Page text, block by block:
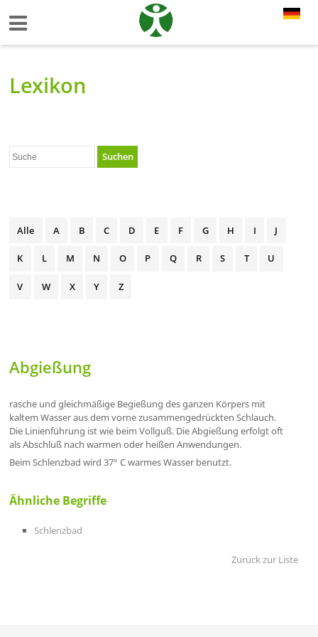
Lexikon
Suchen
Alle A B C D E F G H I J
K L M N O P Q R S T U
V W X Y Z
Abgießung
rasche und gleichmäßige Begießung des ganzen Körpers mit
kaltem Wasser aus dem vorne zusammengedrückten Schlauch.
Die Linienführung ist wie beim Vollguß. Die Abgießung erfolgt oft
als Abschluß nach warmen oder heißen Anwendungen.
Beim Schlenzbad wird 37° C warmes Wasser benutzt.
Ähnliche Begriffe
Schlenzbad
Zurück zur Liste